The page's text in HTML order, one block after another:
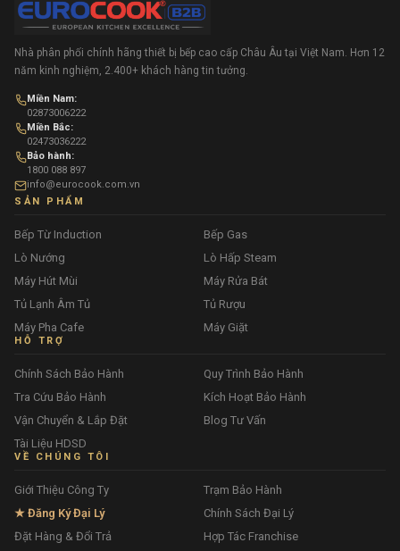
Nhà phân phối chính hãng thiết bị bếp cao cấp Châu Âu tại Việt Nam. Hơn 12
năm kinh nghiệm, 2.400+ khách hàng tin tưởng.
Miền Nam:
02873006222
Miền Bắc:
02473036222
Bảo hành:
1800 088 897
info@eurocook.com.vn
SẢN PHẨM
Bếp Từ Induction
Bếp Gas
Lò Nướng
Lò Hấp Steam
Máy Hút Mùi
Máy Rửa Bát
Tủ Lạnh Âm Tủ
Tủ Rượu
Máy Pha Cafe
Máy Giặt
HỖ TRỢ
Chính Sách Bảo Hành
Quy Trình Bảo Hành
Tra Cứu Bảo Hành
Kích Hoạt Bảo Hành
Vận Chuyển & Lắp Đặt
Blog Tư Vấn
Tài Liệu HDSD
VỀ CHÚNG TÔI
Giới Thiệu Công Ty
Trạm Bảo Hành
★ Đăng Ký Đại Lý
Chính Sách Đại Lý
Đặt Hàng & Đổi Trả
Hợp Tác Franchise